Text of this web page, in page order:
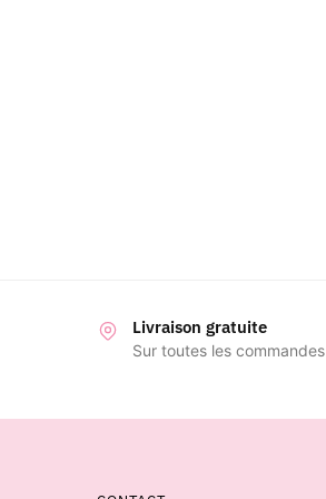
Livraison gratuite
Sur toutes les commandes